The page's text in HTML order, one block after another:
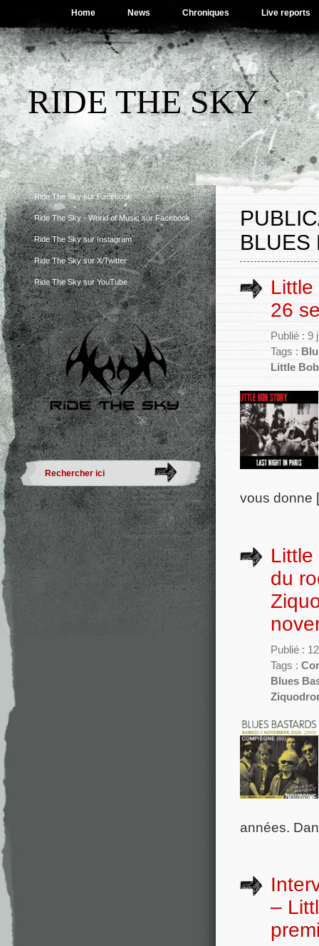
Home News Chroniques Live reports
RIDE THE SKY
Ride The Sky sur Facebook
Ride The Sky - World of Music sur Facebook
Ride The Sky sur Instagram
Ride The Sky sur X/Twitter
Ride The Sky sur YouTube
BLUES
26
Publié : 9
Tags :
Little
vous
du
Publié :
Tags :
Blues
années.
–